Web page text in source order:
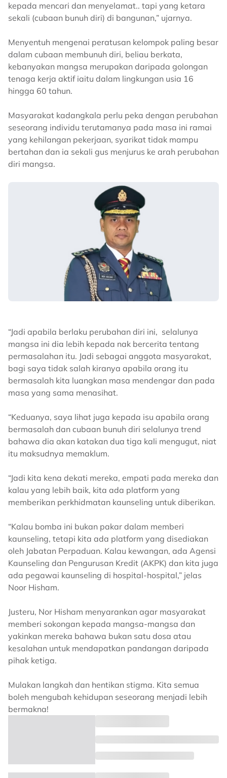
kepada mencari dan menyelamat.. tapi yang ketara
sekali (cubaan bunuh diri) di bangunan,” ujarnya.
Menyentuh mengenai peratusan kelompok paling besar
dalam cubaan membunuh diri, beliau berkata,
kebanyakan mangsa merupakan daripada golongan
tenaga kerja aktif iaitu dalam lingkungan usia 16
hingga 60 tahun.
Masyarakat kadangkala perlu peka dengan perubahan
seseorang individu terutamanya pada masa ini ramai
yang kehilangan pekerjaan, syarikat tidak mampu
bertahan dan ia sekali gus menjurus ke arah perubahan
diri mangsa.
“Jadi apabila berlaku perubahan diri ini, selalunya
mangsa ini dia lebih kepada nak bercerita tentang
permasalahan itu. Jadi sebagai anggota masyarakat,
bagi saya tidak salah kiranya apabila orang itu
bermasalah kita luangkan masa mendengar dan pada
masa yang sama menasihat.
“Keduanya, saya lihat juga kepada isu apabila orang
bermasalah dan cubaan bunuh diri selalunya trend
bahawa dia akan katakan dua tiga kali mengugut, niat
itu maksudnya memaklum.
“Jadi kita kena dekati mereka, empati pada mereka dan
kalau yang lebih baik, kita ada platform yang
memberikan perkhidmatan kaunseling untuk diberikan.
“Kalau bomba ini bukan pakar dalam memberi
kaunseling, tetapi kita ada platform yang disediakan
oleh Jabatan Perpaduan. Kalau kewangan, ada Agensi
Kaunseling dan Pengurusan Kredit (AKPK) dan kita juga
ada pegawai kaunseling di hospital-hospital,” jelas
Noor Hisham.
Justeru, Nor Hisham menyarankan agar masyarakat
memberi sokongan kepada mangsa-mangsa dan
yakinkan mereka bahawa bukan satu dosa atau
kesalahan untuk mendapatkan pandangan daripada
pihak ketiga.
Mulakan langkah dan hentikan stigma. Kita semua
boleh mengubah kehidupan seseorang menjadi lebih
bermakna!